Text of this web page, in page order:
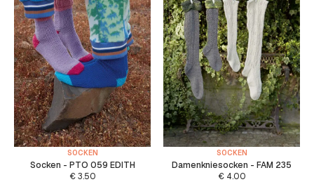
SOCKEN
Socken - PTO 059 EDITH
€3.50
SOCKEN
Damenkniesocken - FAM 235
€4.00